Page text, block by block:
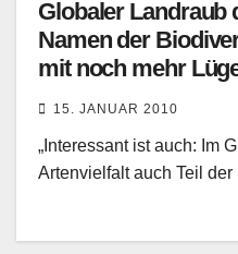
Globaler Landraub
Namen der
mit noch mehr
15. JANUAR 2010
„Interessant ist auch: Im
Artenvielfalt auch Teil